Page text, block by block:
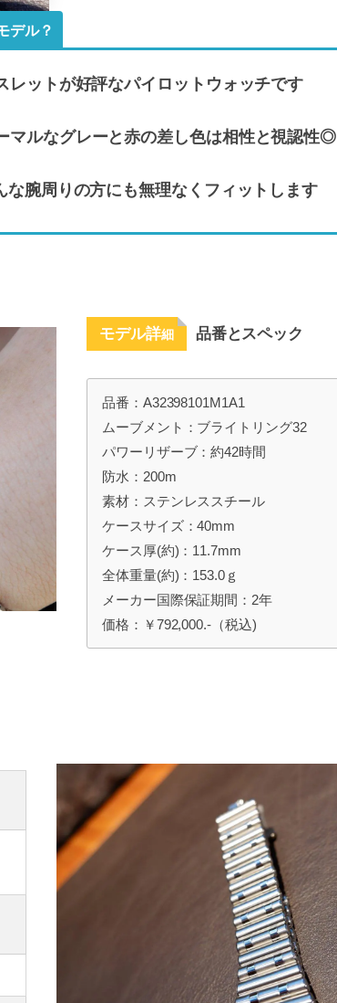
デル？
レットが好評なパイロットウォッチです
マルなグレーと赤の差し色は相性と視認性◎
な腕周りの方にも無理なくフィットします
モデル詳細 品番とスペック
品番：A32398101M1A1
ムーブメント：ブライトリング32
パワーリザーブ：約42時間
防水：200m
素材：ステンレススチール
ケースサイズ：40mm
ケース厚(約)：11.7mm
全体重量(約)：153.0ｇ
メーカー国際保証期間：2年
価格：￥792,000.-（税込)